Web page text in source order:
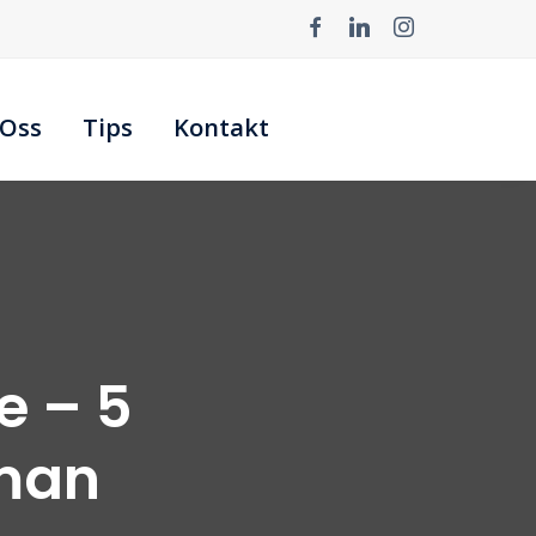
Tips Kontakt
– 5